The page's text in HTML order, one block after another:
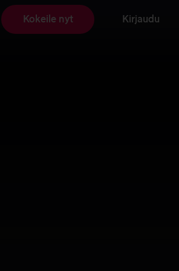
Kokeile nyt Kirjaudu